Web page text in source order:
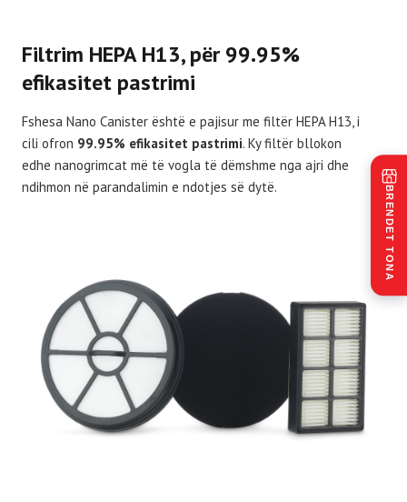
BRENDET TONA
Filtrim HEPA H13, për 99.95%
efikasitet pastrimi
Fshesa Nano Canister është e pajisur me filtër HEPA H13, i
cili ofron 99.95% efikasitet pastrimi. Ky filtër bllokon
edhe nanogrimcat më të vogla të dëmshme nga ajri dhe
ndihmon në parandalimin e ndotjes së dytë.